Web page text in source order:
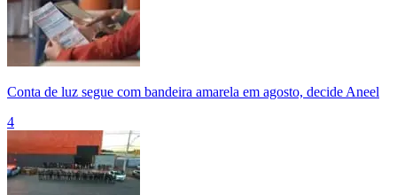
Conta de luz segue com bandeira amarela em agosto, decide Aneel
4